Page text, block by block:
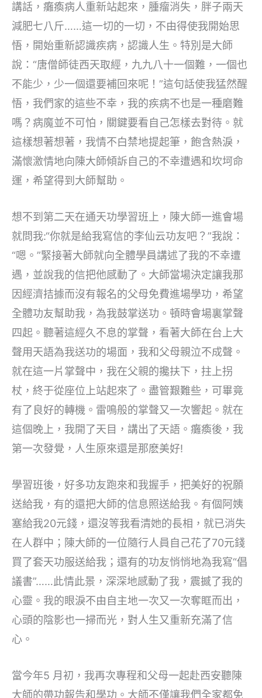
講話，癱瘓病人重新站起來，腫瘤消失，胖子兩天
減肥七八斤……這一切的一切，不由得使我開始思
悟，開始重新認識疾病，認識人生。特別是大師
說：“唐僧師徒西天取經，九九八十一個難，一個也
不能少，少一個還要補回來呢！”這句話使我猛然醒
悟，我們家的這些不幸，我的疾病不也是一種磨難
嗎？病魔並不可怕，關鍵要看自己怎樣去對待。就
這樣想著想著，我情不白禁地提起筆，飽含熱淚，
滿懷激情地向陳大師傾訴自己的不幸遭遇和坎坷命
運，希望得到大師幫助。
想不到第二天在通天功學習班上，陳大師一進會場
就問我:“你就是給我寫信的李仙云功友吧？”我說：
“嗯。”緊接著大師就向全體學員講述了我的不幸遭
遇，並說我的信把他感動了。大師當場決定讓我那
因經濟拮據而沒有報名的父母免費進場學功，希望
全體功友幫助我，為我鼓掌送功。頓時會場裏掌聲
四起。聽著這經久不息的掌聲，看著大師在台上大
聲用天語為我送功的場面，我和父母親泣不成聲。
就在這一片掌聲中，我在父親的攙扶下，拄上拐
杖，終于從座位上站起來了。盡管艱難些，可畢竟
有了良好的轉機。雷鳴般的掌聲又一次響起。就在
這個晚上，我開了天目，講出了天語。癱瘓後，我
第一次發覺，人生原來還是那麽美好!
學習班後，好多功友跑來和我握手，把美好的祝願
送給我，有的還把大師的信息照送給我。有個阿姨
塞給我20元錢，還沒等我看清她的長相，就已消失
在人群中；陳大師的一位隨行人員自己花了70元錢
買了套天功服送給我；還有的功友悄悄地為我寫“倡
議書”……此情此景，深深地感動了我，震撼了我的
心靈。我的眼淚不由自主地一次又一次奪眶而出，
心頭的陰影也一掃而光，對人生又重新充滿了信
心。
當今年5 月初，我再次專程和父母一起赴西安聽陳
大師的帶功報告和學功。大師不僅讓我們全家都免